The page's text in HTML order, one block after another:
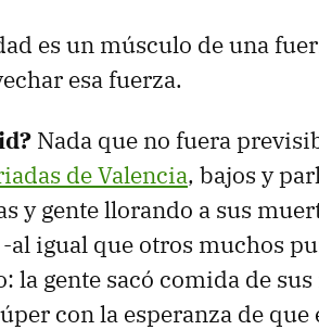
es un músculo de una
esa fuerza.
Nada que no fuera
de Valencia, bajos y
y gente llorando a sus
igual que otros muchos
gente sacó comida de sus
con la esperanza de que